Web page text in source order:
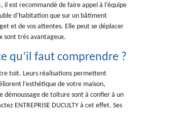
est recommandé de faire appel à l’équipe
d’habitation que sur un bâtiment
et de vos attentes. Elle peut se déplacer
sont très avantageux.
qu’il faut comprendre ?
toit. Leurs réalisations permettent
l’esthétique de votre maison,
démoussage de toiture sont à confier à un
ENTREPRISE DUCULTY à cet effet. Ses